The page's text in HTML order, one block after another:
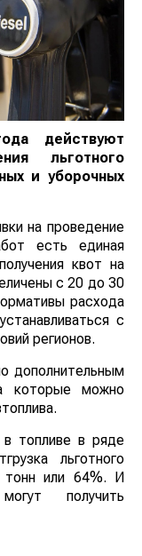
действуют
льготного
и уборочных
на проведение
есть единая
квот на
с 20 до 30
расхода
с
регионов.
дополнительным
которые можно
топливе в ряде
льготного
тонн или 64%. И
получить